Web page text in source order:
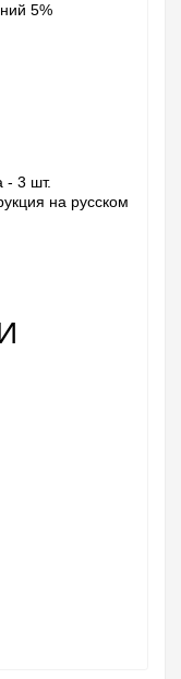
5%
- 3 шт.
на русском